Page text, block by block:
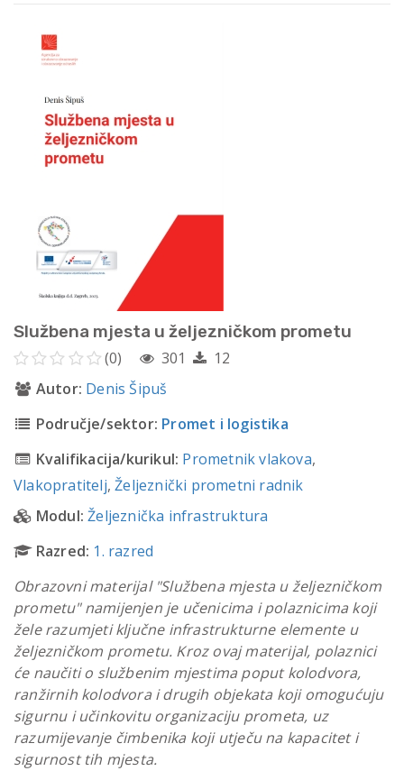
Službena mjesta u željezničkom prometu
(0) 301
12
Autor: Denis Šipuš
Područje/sektor: Promet i logistika
Kvalifikacija/kurikul: Prometnik vlakova,
Vlakopratitelj,Željeznički prometni radnik
Modul: Željeznička infrastruktura
Razred: 1. razred
Obrazovni materijal "Službena mjesta u željezničkom
prometu" namijenjen je učenicima i polaznicima koji
žele razumjeti ključne infrastrukturne elemente u
željezničkom prometu. Kroz ovaj materijal, polaznici
će naučiti o službenim mjestima poput kolodvora,
ranžirnih kolodvora i drugih objekata koji omogućuju
sigurnu i učinkovitu organizaciju prometa, uz
razumijevanje čimbenika koji utječu na kapacitet i
sigurnost tih mjesta.